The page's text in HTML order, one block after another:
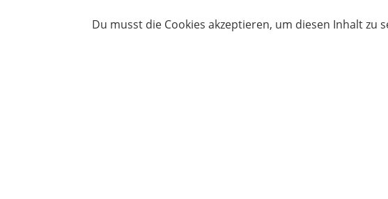
Du musst die Cookies akzeptieren, um diesen Inhalt zu